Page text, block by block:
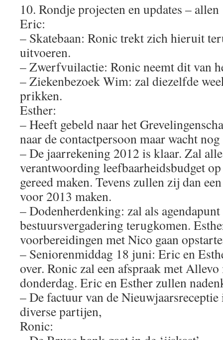
10. Rondje projecten en updates – allen
Eric:
– Skatebaan: Ronic trekt zich hieruit
uitvoeren.
– Zwerfvuilactie: Ronic neemt dit van
– Ziekenbezoek Wim: zal diezelfde
prikken.
Esther:
– Heeft gebeld naar het
naar de contactpersoon maar wacht
– De jaarrekening 2012 is klaar. Zal
verantwoording leefbaarheidsbudget
gereed maken. Tevens zullen zij dan
voor 2013 maken.
– Dodenherdenking: zal als
bestuursvergadering terugkomen.
voorbereidingen met Nico gaan
– Seniorenmiddag 18 juni: Eric en
over. Ronic zal een afspraak met Allevo
donderdag. Eric en Esther zullen
– De factuur van de
diverse partijen,
Ronic: